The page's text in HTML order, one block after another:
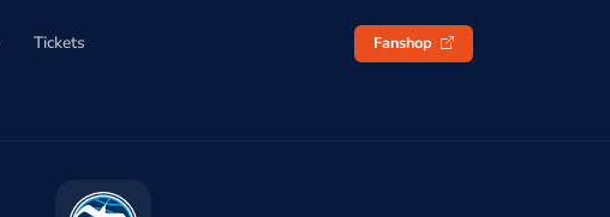
Tickets Fanshop